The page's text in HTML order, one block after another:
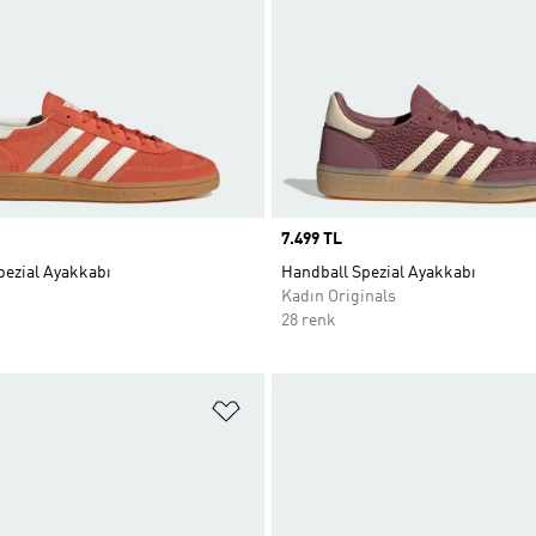
Ayakkabı
Price
7.499 TL
Handball Spezial Ayakkabı
Kadın Originals
28 renk